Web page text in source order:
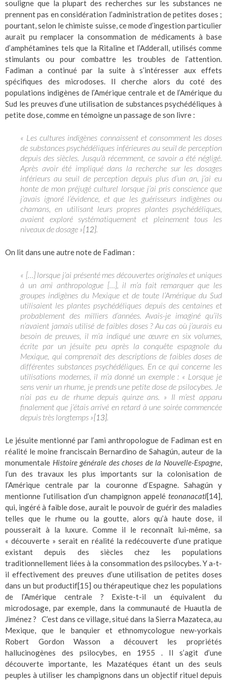
souligne que la plupart des recherches sur les substances ne
prennent pas en considération l’administration de petites doses ;
pourtant, selon le chimiste suisse, ce mode d’ingestion particulier
aurait pu remplacer la consommation de médicaments à base
d’amphétamines tels que la Ritaline et l’Adderall, utilisés comme
stimulants ou pour combattre les troubles de l’attention.
Fadiman a continué par la suite à s’intéresser aux effets
spécifiques des microdoses. Il cherche alors du coté des
populations indigènes de l’Amérique centrale et de l’Amérique du
Sud les preuves d’une utilisation de substances psychédéliques à
petite dose, comme en témoigne un passage de son livre :
« Les cultures indigènes connaissent et consomment les doses
de substances psychédéliques inférieures au seuil de perception
depuis des siècles. Jusqu’à récemment, ce savoir a été négligé.
Après avoir été impliqué dans la recherche sur les dosages
inférieurs au seuil de perception depuis plus d’un an, j’ai eu
honte de mon préjugé culturel lorsque j’ai pris conscience que
j’avais ignoré l’évidence, et que les guérisseurs indigènes ou
chamans, en utilisant leurs propres plantes psychédéliques,
avaient exploré systématiquement et pleinement tous les
niveaux de dosage »[12]
On lit dans une autre note de Fadiman :
« […] lorsque j’ai présenté mes découvertes originales et uniques
à un ami anthropologue […], il m’a fait remarquer que les
groupes indigènes du Mexique et de toute l’Amérique du Sud
utilisaient les plantes psychédéliques depuis des centaines et
probablement des milliers d’années. Avais-je imaginé qu’ils
n’avaient jamais utilisé de faibles doses ? Au cas où j’aurais eu
besoin de preuves, il m’a indiqué une œuvre en six volumes,
écrite par un jésuite peu après la conquête espagnole du
Mexique, qui comprenait des descriptions de faibles doses de
différentes substances psychédéliques. En ce qui concerne les
utilisations modernes, il m’a donné un exemple : « Lorsque je
sens venir un rhume, je prends une petite dose de psilocybes. Je
n’ai pas eu de rhume depuis quinze ans. » Il m’est apparu
finalement que j’étais arrivé en retard à une soirée commencée
depuis très longtemps »[13]
Le jésuite mentionné par l’ami anthropologue de Fadiman est en
réalité le moine franciscain Bernardino de Sahagún, auteur de la
monumentale Histoire générale des choses de la Nouvelle-Espagne,
l’un des travaux les plus importants sur la colonisation de
l’Amérique centrale par la couronne d’Espagne. Sahagún y
mentionne l’utilisation d’un champignon appeléteonanacatl[14],
qui, ingéré à faible dose, aurait le pouvoir de guérir des maladies
telles que le rhume ou la goutte, alors qu’à haute dose, il
pousserait à la luxure. Comme il le reconnaît lui-même, sa
« découverte » serait en réalité la redécouverte d’une pratique
existant depuis des siècles chez les populations
traditionnellement liées à la consommation des psilocybes. Y a-t-
il effectivement des preuves d’une utilisation de petites doses
dans un but productif[15] ou thérapeutique chez les populations
de l’Amérique centrale ? Existe-t-il un équivalent du
microdosage, par exemple, dans la communauté de Huautla de
Jiménez ? C’est dans ce village, situé dans la Sierra Mazateca, au
Mexique, que le banquier et ethnomycologue new-yorkais
Robert Gordon Wasson a découvert les propriétés
hallucinogènes des psilocybes, en 1955 . Il s’agit d’une
découverte importante, les Mazatéques étant un des seuls
peuples à utiliser les champignons dans un objectif rituel depuis